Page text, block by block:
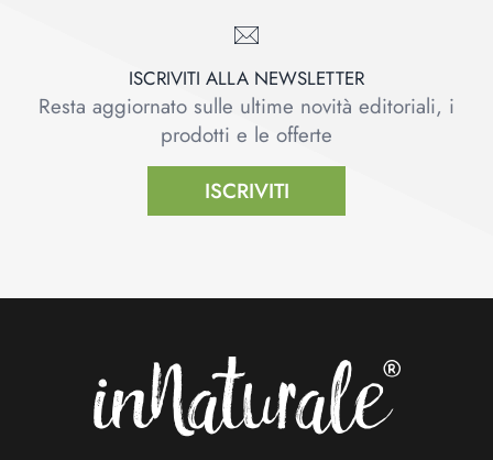
ISCRIVITI ALLA NEWSLETTER
Resta aggiornato sulle ultime novità editoriali, i
prodotti e le offerte
ISCRIVITI